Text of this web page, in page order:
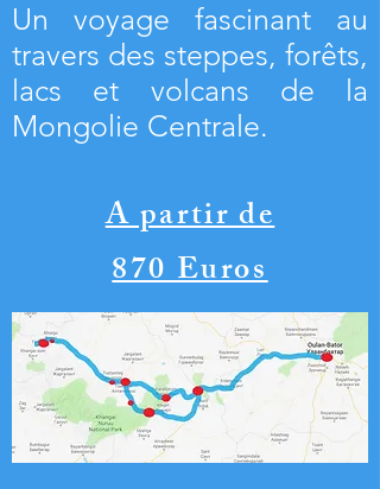
Un voyage fascinant au
travers des steppes, forêts,
lacs et volcans de la
Mongolie Centrale.
A partir de
870 Euros